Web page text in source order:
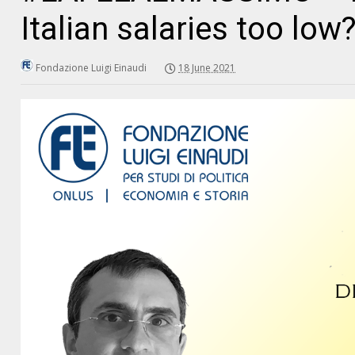
Italian salaries too
Fondazione Luigi Einaudi 18 June 2021